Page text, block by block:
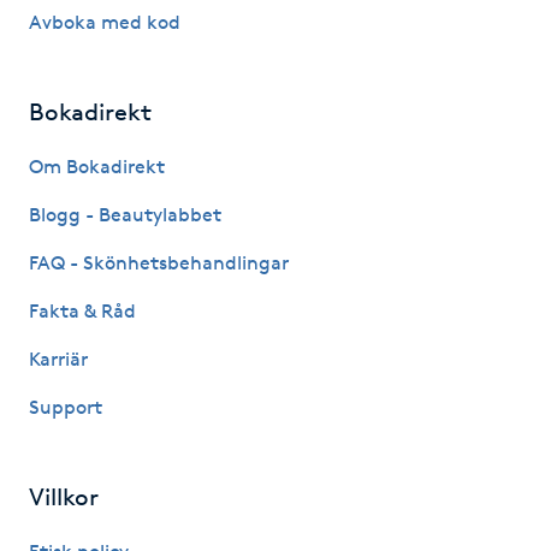
Hårborttagning
Hårförlängning
Hårvård
Hälsprickor
Avboka med kod
Bokadirekt
Om Bokadirekt
Blogg - Beautylabbet
FAQ - Skönhetsbehandlingar
Fakta & Råd
Karriär
Support
Villkor